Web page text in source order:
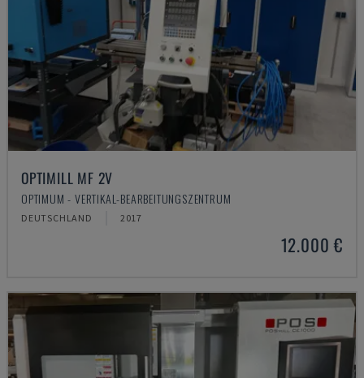
OPTIMILL MF 2V
OPTIMUM - VERTIKAL-BEARBEITUNGSZENTRUM
DEUTSCHLAND 2017
12.000 €